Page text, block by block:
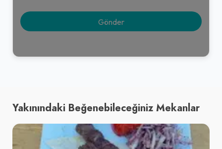
Yakınındaki Beğenebileceğiniz Mekanlar